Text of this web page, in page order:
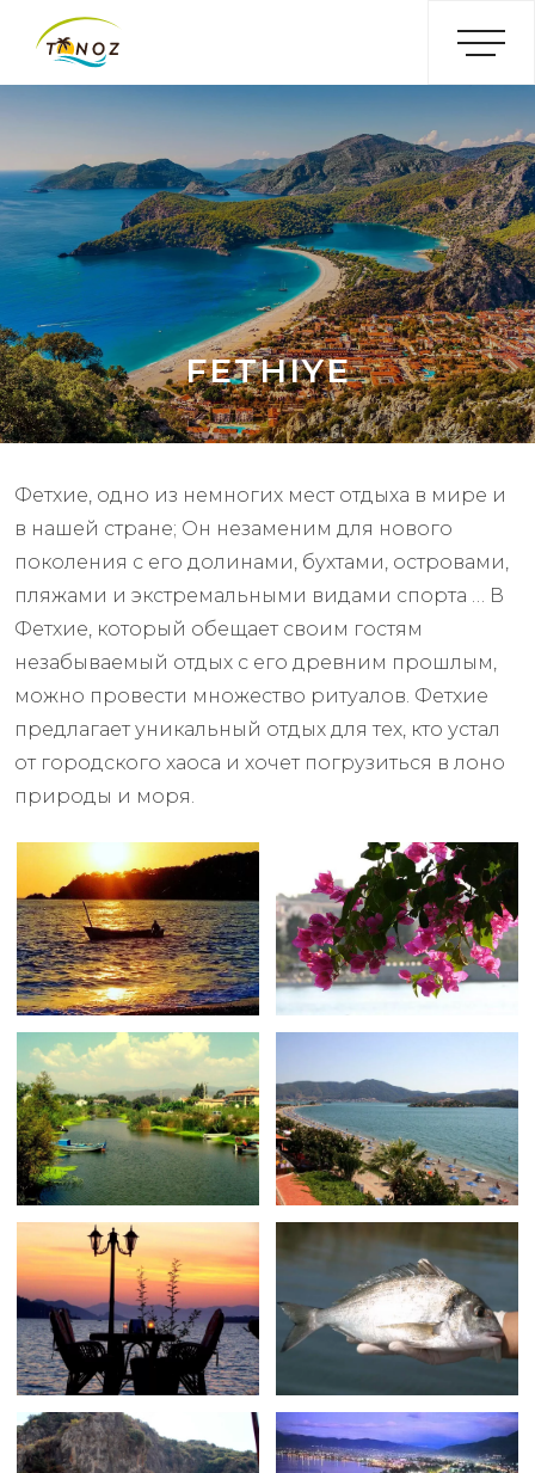
FETHIYE
Фетхие, одно из немногих мест отдыха в мире и
в нашей стране; Он незаменим для нового
поколения с его долинами, бухтами, островами,
пляжами и экстремальными видами спорта … В
Фетхие, который обещает своим гостям
незабываемый отдых с его древним прошлым,
можно провести множество ритуалов. Фетхие
предлагает уникальный отдых для тех, кто устал
от городского хаоса и хочет погрузиться в лоно
природы и моря.